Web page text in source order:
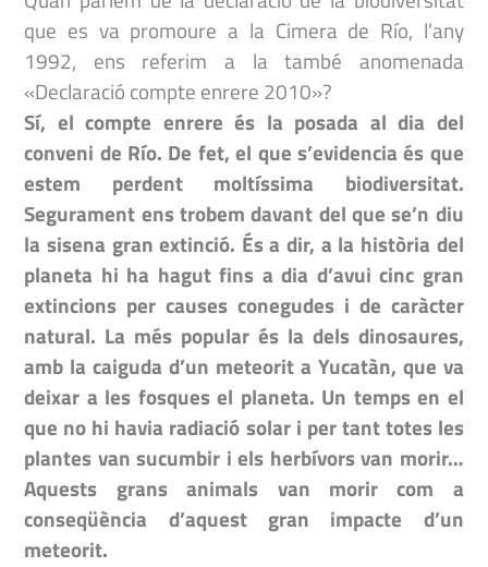
que es va promoure a la Cimera de Río, l’any
1992, ens referim a la també anomenada
«Declaració compte enrere 2010»?
Sí, el compte enrere és la posada al dia del
conveni de Río. De fet, el que s’evidencia és que
estem perdent moltíssima biodiversitat.
Segurament ens trobem davant del que se’n diu
la sisena gran extinció. És a dir, a la història del
planeta hi ha hagut fins a dia d’avui cinc gran
extincions per causes conegudes i de caràcter
natural. La més popular és la dels dinosaures,
amb la caiguda d’un meteorit a Yucatàn, que va
deixar a les fosques el planeta. Un temps en el
que no hi havia radiació solar i per tant totes les
plantes van sucumbir i els herbívors van morir…
Aquests grans animals van morir com a
conseqüència d’aquest gran impacte d’un
meteorit.